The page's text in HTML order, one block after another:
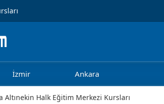
İzmir Ankara
Altınekin Halk Eğitim Merkezi Kursları